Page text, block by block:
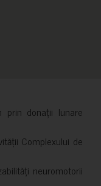
prin donații lunare
Complexului de
neuromotorii